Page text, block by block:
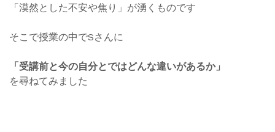
「漠然とした不安や焦り」が湧くものです
そこで授業の中でSさんに
「受講前と今の自分とではどんな違いがあるか」
を尋ねてみました